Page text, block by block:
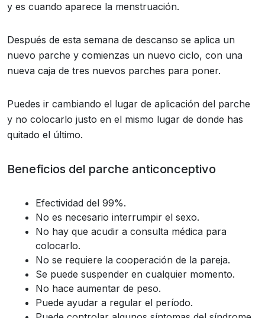
y es cuando aparece la menstruación.
Después de esta semana de descanso se aplica un
nuevo parche y comienzas un nuevo ciclo, con una
nueva caja de tres nuevos parches para poner.
Puedes ir cambiando el lugar de aplicación del parche
y no colocarlo justo en el mismo lugar de donde has
quitado el último.
Beneficios del parche anticonceptivo
Efectividad del 99%.
No es necesario interrumpir el sexo.
No hay que acudir a consulta médica para
colocarlo.
No se requiere la cooperación de la pareja.
Se puede suspender en cualquier momento.
No hace aumentar de peso.
Puede ayudar a regular el período.